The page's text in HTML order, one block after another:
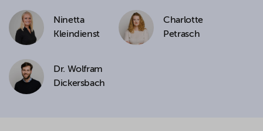
Ninetta
Kleindienst
Charlotte
Petrasch
Dr. Wolfram
Dickersbach